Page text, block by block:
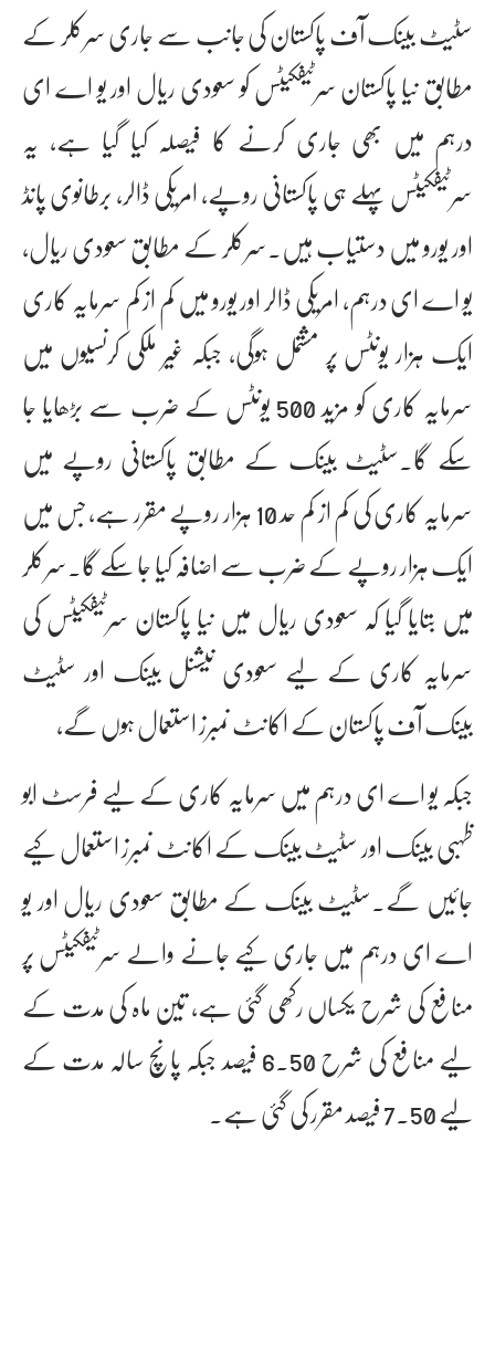
سٹیٹ بینک آف پاکستان کی جانب سے جاری سرکلر کے
مطابق نیا پاکستان سرٹیفکیٹس کو سعودی ریال اور یو اے ای
درہم میں بھی جاری کرنے کا فیصلہ کیا گیا ہے، یہ
سرٹیفکیٹس پہلے ہی پاکستانی روپے، امریکی ڈالر، برطانوی پانڈ
اور یورو میں دستیاب ہیں۔سرکلر کے مطابق سعودی ریال،
یو اے ای درہم، امریکی ڈالر اور یورو میں کم از کم سرمایہ کاری
ایک ہزار یونٹس پر مشتمل ہوگی، جبکہ غیر ملکی کرنسیوں میں
سرمایہ کاری کو مزید 500 یونٹس کے ضرب سے بڑھایا جا
سکے گا۔سٹیٹ بینک کے مطابق پاکستانی روپے میں
سرمایہ کاری کی کم از کم حد 10 ہزار روپے مقرر ہے، جس میں
ایک ہزار روپے کے ضرب سے اضافہ کیا جا سکے گا۔سرکلر
میں بتایا گیا کہ سعودی ریال میں نیا پاکستان سرٹیفکیٹس کی
سرمایہ کاری کے لیے سعودی نیشنل بینک اور سٹیٹ
بینک آف پاکستان کے اکانٹ نمبرز استعمال ہوں گے،
جبکہ یو اے ای درہم میں سرمایہ کاری کے لیے فرسٹ ابو
ظہبی بینک اور سٹیٹ بینک کے اکانٹ نمبرز استعمال کیے
جائیں گے۔سٹیٹ بینک کے مطابق سعودی ریال اور یو
اے ای درہم میں جاری کیے جانے والے سرٹیفکیٹس پر
منافع کی شرح یکساں رکھی گئی ہے، تین ماہ کی مدت کے
لیے منافع کی شرح 6.50 فیصد جبکہ پانچ سالہ مدت کے
لیے 7.50 فیصد مقرر کی گئی ہے۔